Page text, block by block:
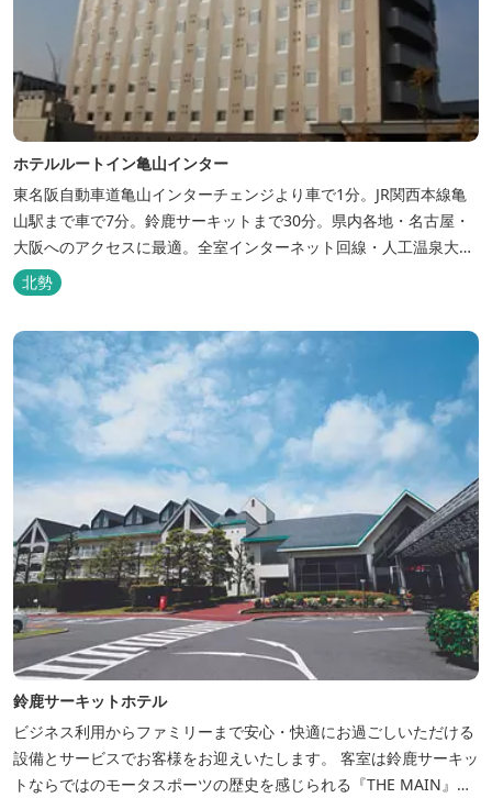
ホテルルートイン亀山インター
東名阪自動車道亀山インターチェンジより車で1分。JR関西本線亀
山駅まで車で7分。鈴鹿サーキットまで30分。県内各地・名古屋・
大阪へのアクセスに最適。全室インターネット回線・人工温泉大浴
場・無料平面駐車場89台完備。
北勢
鈴鹿サーキットホテル
ビジネス利用からファミリーまで安心・快適にお過ごしいただける
設備とサービスでお客様をお迎えいたします。 客室は鈴鹿サーキッ
トならではのモータスポーツの歴史を感じられる『THE MAIN』を